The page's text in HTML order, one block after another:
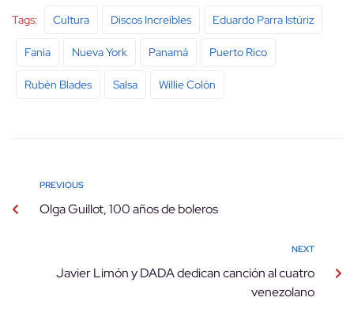
Tags: Cultura Discos Increíbles Eduardo Parra Istúriz
Fania Nueva York Panamá Puerto Rico
Rubén Blades Salsa Willie Colón
PREVIOUS
Olga Guillot, 100 años de boleros
NEXT
Javier Limón y DADA dedican canción al cuatro
venezolano